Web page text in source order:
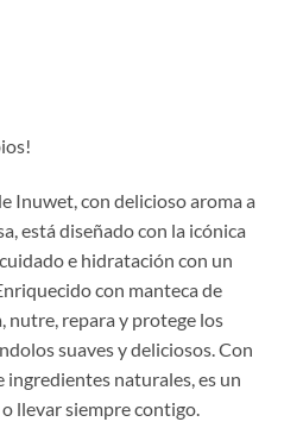
Inuwet, con delicioso aroma a
está diseñado con la icónica
e hidratación con un
con manteca de
nutre, repara y protege los
suaves y deliciosos. Con
ingredientes naturales, es un
llevar siempre contigo.